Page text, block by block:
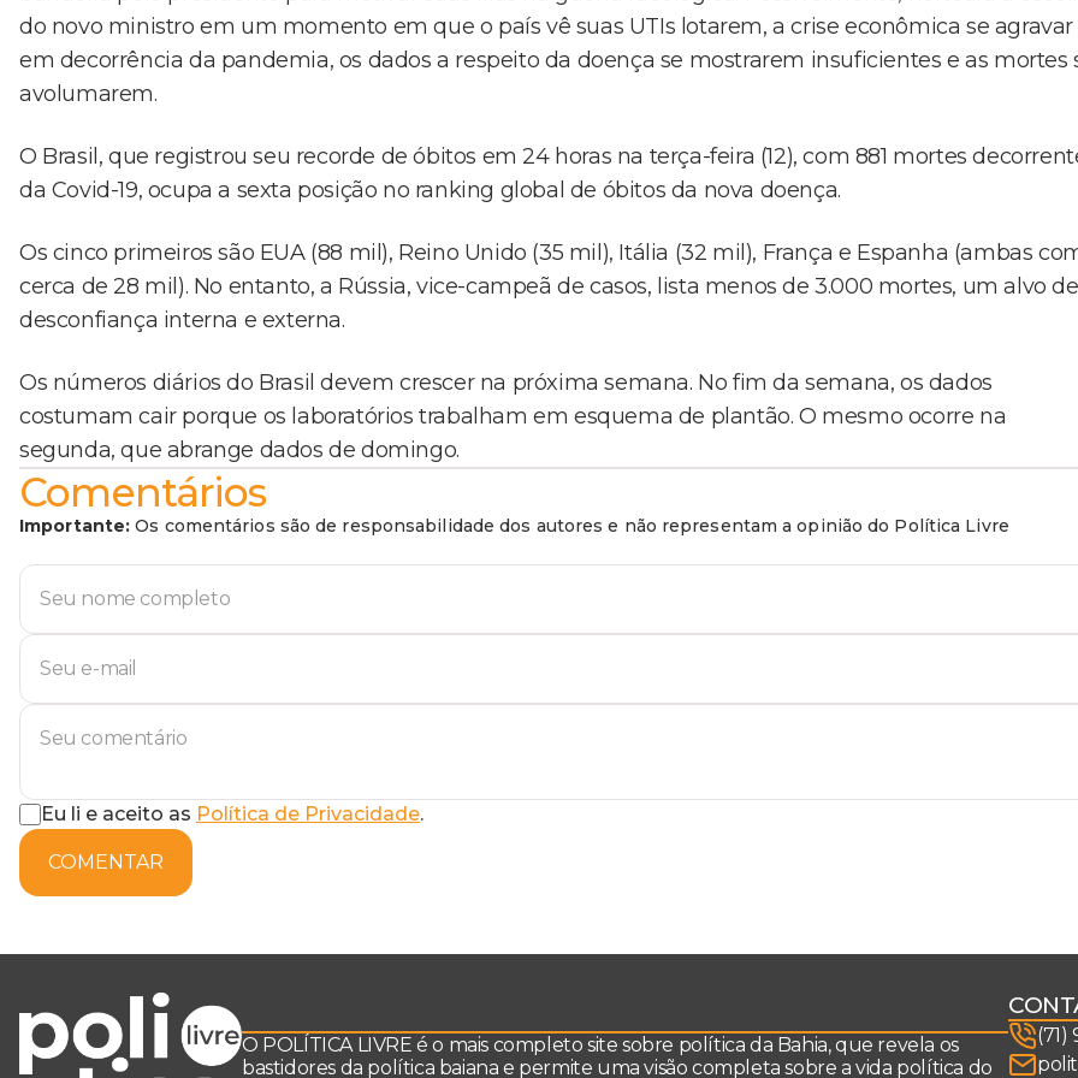
do novo ministro em um momento em que o país vê suas UTIs lotarem, a crise econômica se agravar
em decorrência da pandemia, os dados a respeito da doença se mostrarem insuficientes e as mortes
avolumarem.
O Brasil, que registrou seu recorde de óbitos em 24 horas na terça-feira (12), com 881 mortes
da Covid-19, ocupa a sexta posição no ranking global de óbitos da nova doença.
Os cinco primeiros são EUA (88 mil), Reino Unido (35 mil), Itália (32 mil), França e Espanha (ambas
cerca de 28 mil). No entanto, a Rússia, vice-campeã de casos, lista menos de 3.000 mortes, um alvo de
desconfiança interna e externa.
Os números diários do Brasil devem crescer na próxima semana. No fim da semana, os dados
costumam cair porque os laboratórios trabalham em esquema de plantão. O mesmo ocorre na
segunda, que abrange dados de domingo.
Comentários
Importante: Os comentários são de responsabilidade dos autores e não representam a opinião do Política Livre
Eu li e aceito as Política de Privacidade.
COMENTAR
O POLÍTICA LIVRE é o mais completo site sobre política da Bahia, que revela os
bastidores da política baiana e permite uma visão completa sobre a vida política do
(71)